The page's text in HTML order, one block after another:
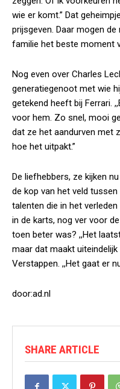
wie er komt.” Dat
prijsgeven. Daar mogen
familie het beste moment
Nog even over Charles
generatiegenoot met wie
getekend heeft bij Ferrari.
voor hem. Zo snel, mooi
dat ze het aandurven met
hoe het uitpakt.”
De liefhebbers, ze kijken
de kop van het veld
talenten die in het
in de karts, nog ver voor
toen beter was? ,,Het
maar dat maakt
Verstappen. ,,Het gaat er
door:ad.nl
SHARE ARTICLE